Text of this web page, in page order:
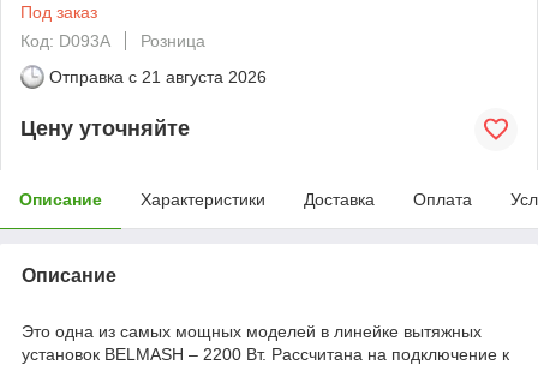
Под заказ
Код: D093A
Розница
Отправка с 21 августа 2026
Цену уточняйте
Описание Характеристики Доставка Оплата
Описание
Это одна из самых мощных моделей в линейке вытяжных
установок BELMASH – 2200 Вт. Рассчитана на подключение к